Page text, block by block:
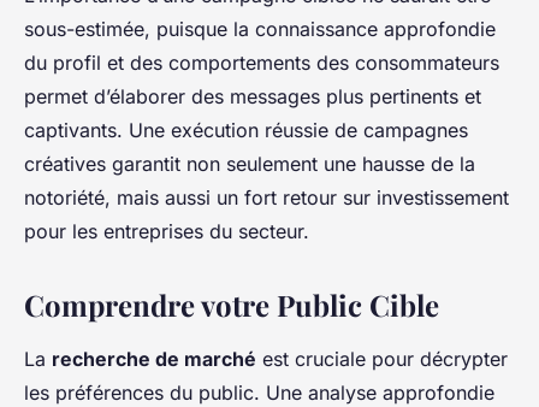
sous-estimée, puisque la connaissance approfondie
du profil et des comportements des consommateurs
permet d’élaborer des messages plus pertinents et
captivants. Une exécution réussie de campagnes
créatives garantit non seulement une hausse de la
notoriété, mais aussi un fort retour sur investissement
pour les entreprises du secteur.
Comprendre votre Public Cible
La recherche de marché est cruciale pour décrypter
les préférences du public. Une analyse approfondie